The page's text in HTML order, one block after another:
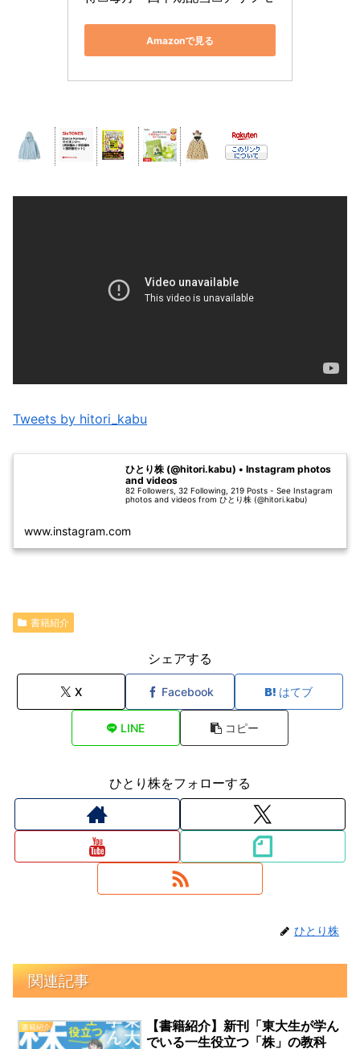
Amazonで見る
Tweets by hitori_kabu
ひとり株 (@hitori.kabu) • Instagram photos
and videos
82 Followers, 32 Following, 219 Posts - See Instagram
photos and videos from ひとり株 (@hitori.kabu)
www.instagram.com
書籍紹介
シェアする
X Facebook はてブ
LINE コピー
ひとり株をフォローする
ひとり株
関連記事
書籍紹介
【書籍紹介】新刊「東大生が学ん
でいる一生役立つ「株」の教科